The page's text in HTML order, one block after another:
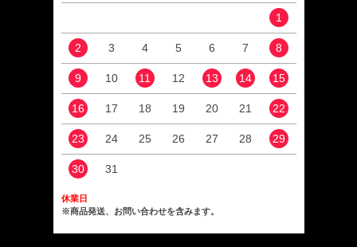
1
2 3 4 5 6 7 8
9 10 11 12 13 14 15
16 17 18 19 20 21 22
23 24 25 26 27 28 29
30 31
休業日
※商品発送、お問い合わせを含みます。